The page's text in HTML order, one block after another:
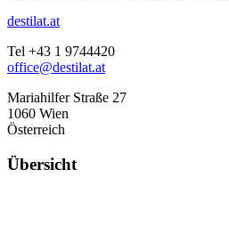
destilat.at
Tel +43 1 9744420
office@destilat.at
Mariahilfer Straße 27
1060 Wien
Österreich
Übersicht